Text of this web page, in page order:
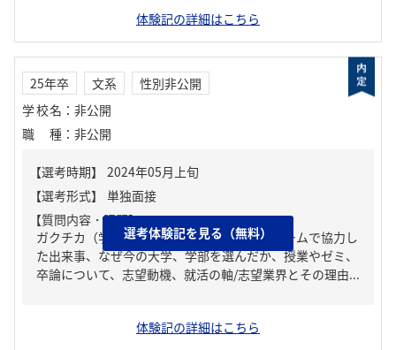
体験記の詳細はこちら
25年卒 文系
性別非公開
学校名 ： 非公開
職種 ： 非公開
【質問内容・課題】
ガクチカ（学生時代に力を入れたこと）、チームで協力し
た出来事、なぜ今の大学、学部を選んだか、授業やゼミ、
卒論について、志望動機、就活の軸/志望業界とその理由...
選考体験記を見る（無料）
体験記の詳細はこちら